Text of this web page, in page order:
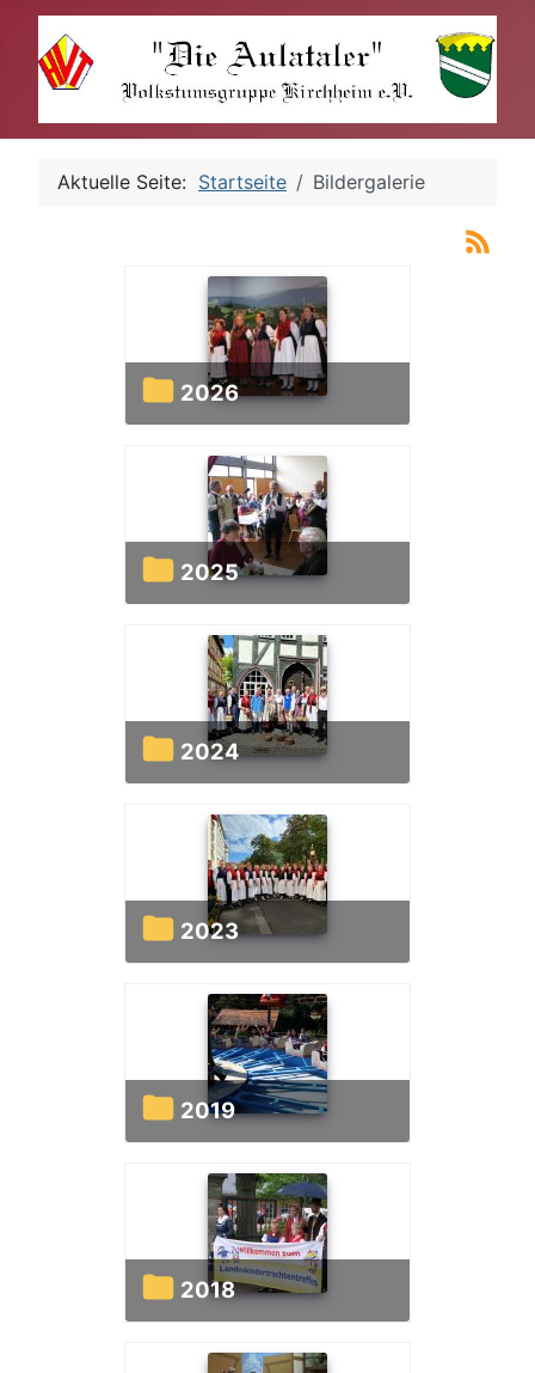
Aktuelle Seite: Startseite Bildergalerie
2026
2025
2024
2023
2019
2018